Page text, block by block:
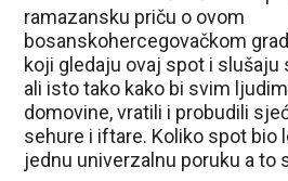
ramazansku priču o ovom
bosanskohercegovačkom
koji gledaju ovaj spot i slušaju
ali isto tako kako bi svim
domovine, vratili i probudili
sehure i iftare. Koliko spot bio
jednu univerzalnu poruku a to